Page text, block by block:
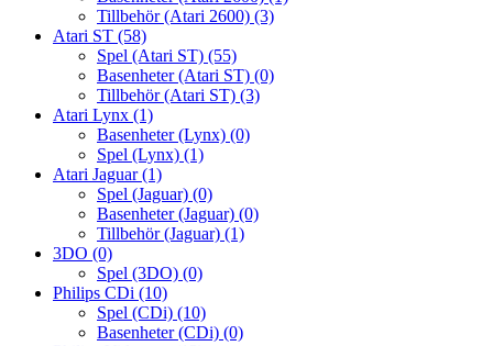
Tillbehör (Atari 2600) (3)
Atari ST (58)
Spel (Atari ST) (55)
Basenheter (Atari ST) (0)
Tillbehör (Atari ST) (3)
Atari Lynx (1)
Basenheter (Lynx) (0)
Spel (Lynx) (1)
Atari Jaguar(1)
Spel (Jaguar) (0)
Basenheter (Jaguar) (0)
Tillbehör (Jaguar) (1)
3DO (0)
Spel (3DO) (0)
Philips CDi (10)
Spel (CDi) (10)
Basenheter (CDi) (0)